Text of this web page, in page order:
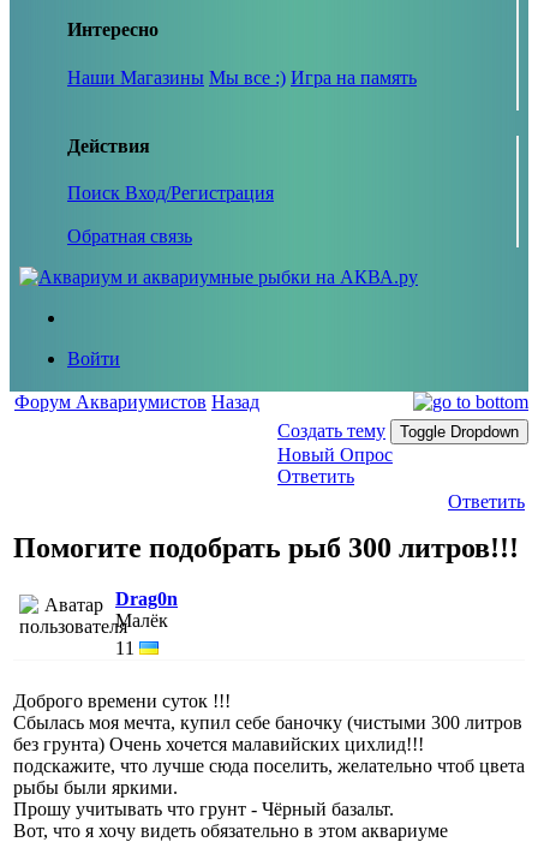
Интересно
Наши Магазины Мы все :) Игра на память
Действия
Поиск Вход/Регистрация
Обратная связь
Войти
Форум Аквариумистов Назад
Создать тему
Toggle Dropdown
Новый Опрос
Ответить
Ответить
Помогите подобрать рыб 300 литров!!!
Drag0n
Малёк
11
Доброго времени суток !!!
Сбылась моя мечта, купил себе баночку (чистыми 300 литров
без грунта) Очень хочется малавийских цихлид!!!
подскажите, что лучше сюда поселить, желательно чтоб цвета
рыбы были яркими.
Прошу учитывать что грунт - Чёрный базальт.
Вот, что я хочу видеть обязательно в этом аквариуме